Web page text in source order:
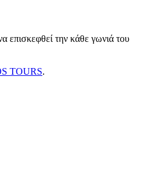
επισκεφθεί την κάθε γωνιά του
TOURS.